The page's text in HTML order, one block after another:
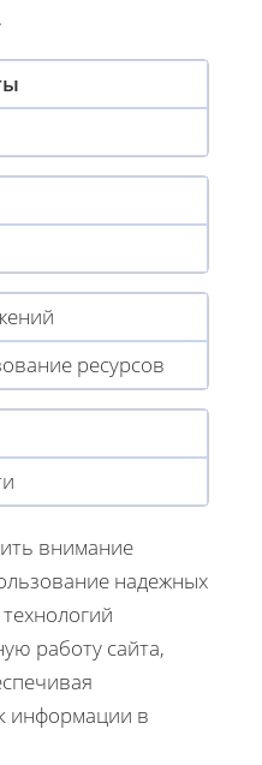
ресурсов
внимание
надежных
работу сайта,
информации в